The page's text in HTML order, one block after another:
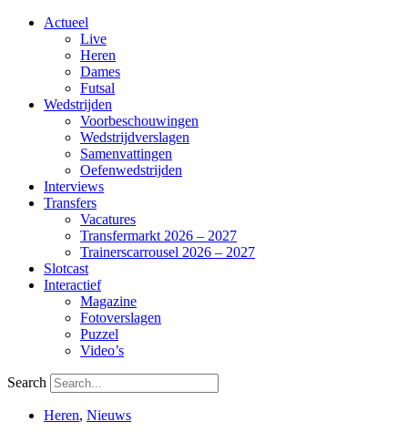
Actueel
Live
Heren
Dames
Futsal
Wedstrijden
Voorbeschouwingen
Wedstrijdverslagen
Samenvattingen
Oefenwedstrijden
Interviews
Transfers
Vacatures
Transfermarkt 2026 – 2027
Trainerscarrousel 2026 – 2027
Slotcast
Interactief
Magazine
Fotoverslagen
Puzzel
Video’s
Search
Heren, Nieuws